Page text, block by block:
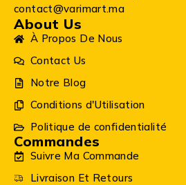
contact@varimart.ma
About Us
À Propos De Nous
Contact Us
Notre Blog
Conditions d'Utilisation
Politique de confidentialité
Commandes
Suivre Ma Commande
Livraison Et Retours